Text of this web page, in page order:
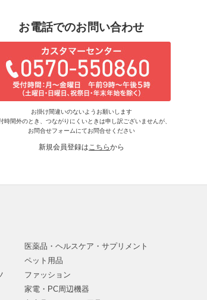
お電話でのお問い合わせ
お掛け間違いのないようお願いします
時間外のとき、つながりにくいときは申し訳ございませんが、
お問合せフォームにてお問合せください
新規会員登録はこちらから
医薬品・ヘルスケア・サプリメント
ペット用品
ファッション
家電・PC周辺機器